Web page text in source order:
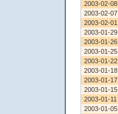
2003-02-08
2003-02-07
2003-02-01
2003-01-29
2003-01-26
2003-01-25
2003-01-22
2003-01-18
2003-01-17
2003-01-15
2003-01-11
2003-01-05